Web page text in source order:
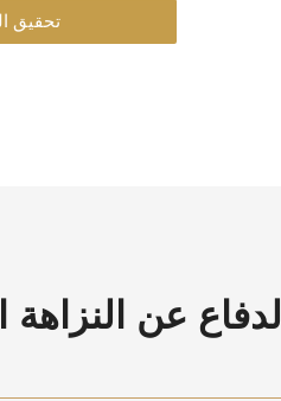
تحقيق
الدفاع عن النزاهة